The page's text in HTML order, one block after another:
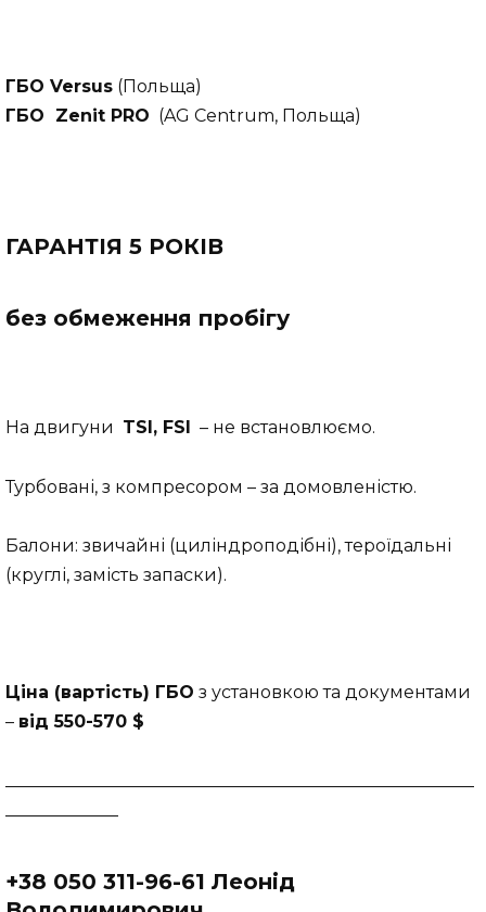
ГБО Versus (Польща)
ГБО
Zenit PRO (AG Centrum, Польща)
ГАРАНТІЯ 5 РОКІВ
без обмеження пробігу
На двигуни TSI, FSI – не встановлюємо.
Турбовані, з компресором – за домовленістю.
Балони: звичайні (циліндроподібні), тероїдальні
(круглі, замість запаски).
Ціна (вартість) ГБО з установкою та документами
– від550-570 $
+38 050 311-96-61 Леонід